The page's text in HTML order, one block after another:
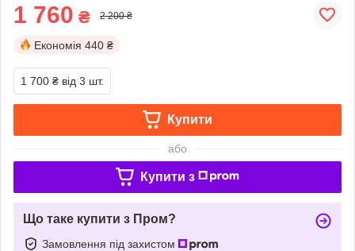
1 760 ₴ 2 200 ₴
Економія 440 ₴
1 700 ₴ від 3 шт.
Купити
або
Купити з
Що таке купити з Пром?
Замовлення під захистом